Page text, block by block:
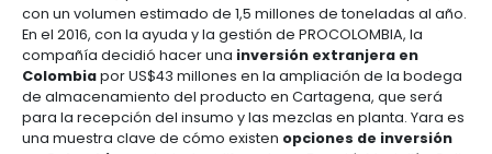
Así como en el caso de laGeneral Motors ,
estuvo presente y facilitó la llegada de la
deportivaDecathlon, que llegó desde Francia a
primera tienda especializada en Bogotá.